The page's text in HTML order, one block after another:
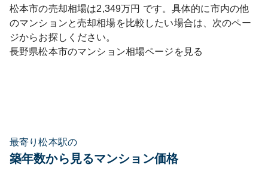
松本市の売却相場は2,349万円 です。具体的に市内の他
のマンションと売却相場を比較したい場合は、次のペー
ジからお探しください。
長野県松本市のマンション相場ページを見る
最寄り松本駅の
築年数から見るマンション価格